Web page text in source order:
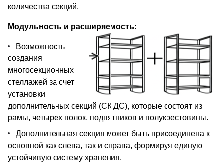
количества секций.
Модульность и расширяемость:
Возможность
создания
многосекционных
стеллажей за счет
установки
дополнительных секций (СК ДС), которые состоят из
рамы, четырех полок, подпятников и полукрестовины.
Дополнительная секция может быть присоединена к
основной как слева, так и справа, формируя единую
устойчивую систему хранения.